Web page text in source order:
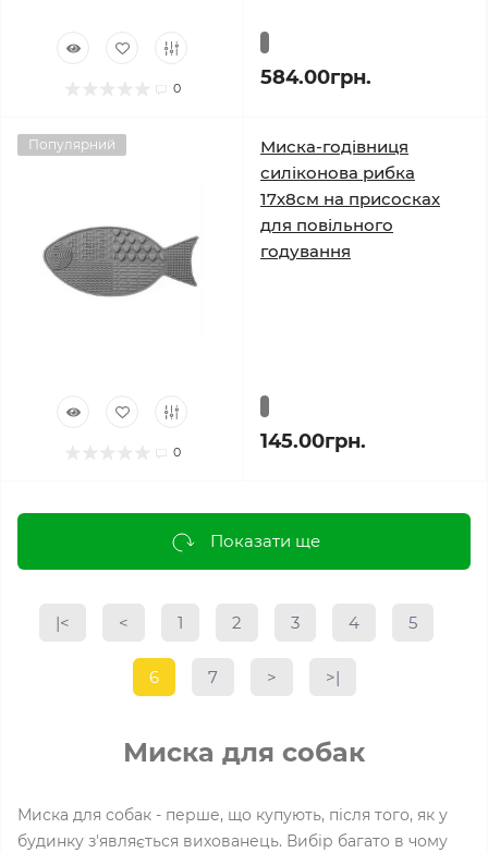
0 584.00грн.
Популярний
0
Миска-годівниця
силіконова рибка
17х8см на присосках
для повільного
годування
145.00грн.
Показати ще
|< < 1 2 3 4 5
6 7 > >|
Миска для собак
Миска для собак - перше, що купують, після того, як у
будинку з'являється вихованець. Вибір багато в чому